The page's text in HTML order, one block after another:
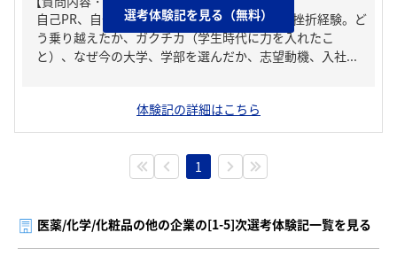
自己PR、自分の強み/弱み、人生の中で大きな挫折経験。ど
う乗り越えたか、ガクチカ（学生時代に力を入れたこ
と）、なぜ今の大学、学部を選んだか、志望動機、入社...
選考体験記を見る（無料）
体験記の詳細はこちら
1
医薬/化学/化粧品の他の企業の[1-5]次選考体験記一覧を見る